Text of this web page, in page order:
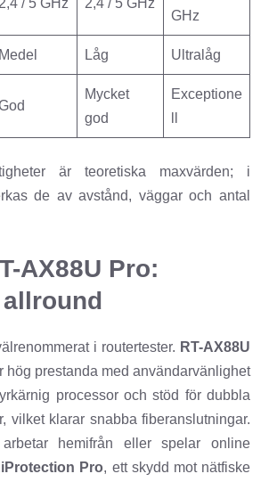
2,4 / 5 GHz 2,4 / 5 GHz
GHz
Medel Låg Ultralåg
Mycket
god
Exceptione
är teoretiska maxvärden; i
de av avstånd, väggar och antal
AX88U Pro:
i routertester. RT-AX88U
hög prestanda med användarvänlighet
processor och stöd för dubbla
vilket klarar snabba fiberanslutningar.
hemifrån eller spelar online
Pro, ett skydd mot nätfiske